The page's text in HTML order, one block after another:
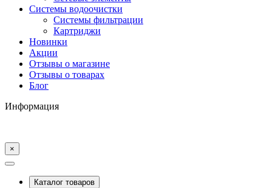
Системы водоочистки
Системы фильтрации
Картриджи
Новинки
Акции
Отзывы о магазине
Отзывы о товарах
Блог
Информация
×
Каталог товаров